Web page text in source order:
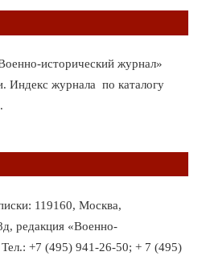
исторический журнал»
Индекс журнала по каталогу
119160, Москва,
редакция «Военно-
+7 (495) 941-26-50; + 7 (495)